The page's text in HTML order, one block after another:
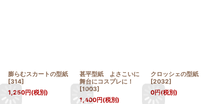
膨らむスカートの型紙
[314]
1,250円(税別)
甚平型紙 よさこいに
舞台にコスプレに！
[1003]
1,400円(税別)
クロッシェの型紙
[2032]
0円(税別)